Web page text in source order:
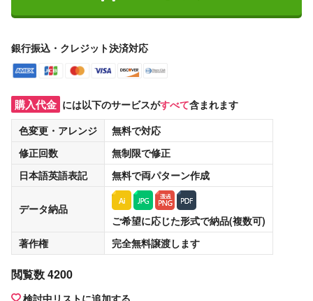
銀行振込・クレジット決済対応
購入代金 には以下のサービスがすべて含まれます
色変更・アレンジ
無料で対応
修正回数
無制限で修正
日本語英語表記
無料で両パターン作成
データ納品
ご希望に応じた形式で納品(複数可)
著作権
完全無料譲渡します
閲覧数 4200
検討中リストに追加する